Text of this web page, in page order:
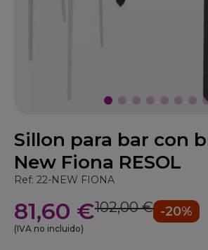
Sillon para bar con
New Fiona RESOL
Ref: 22-NEW FIONA
81,60 €102,00 € -20%
(IVA no incluido)